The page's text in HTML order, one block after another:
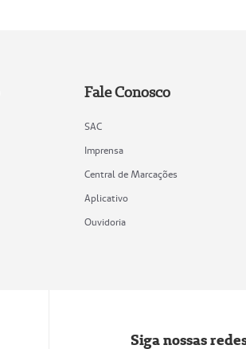
Fale Conosco
SAC
Imprensa
Central de Marcações
Aplicativo
Ouvidoria
Siga nossas